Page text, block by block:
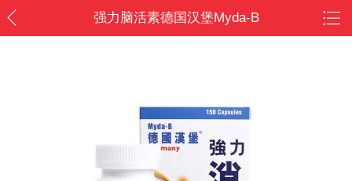
强力脑活素德国汉堡Myda-B